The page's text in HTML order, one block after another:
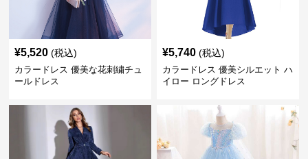
¥5,520 (税込)
カラードレス 優美な花刺繍チュ
ールドレス
¥5,740 (税込)
カラードレス 優美シルエット ハ
イロー ロングドレス